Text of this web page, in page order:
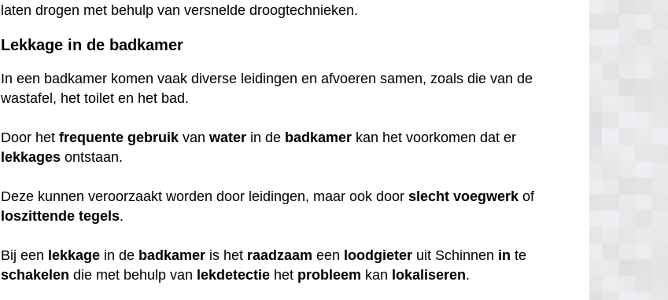
laten drogen met behulp van versnelde droogtechnieken.
Lekkage in de badkamer
In een badkamer komen vaak diverse leidingen en afvoeren samen, zoals die van de
wastafel, het toilet en het bad.
Door hetfrequente gebruik vanwater in de badkamer kan het voorkomen dat er
lekkages ontstaan.
Deze kunnen veroorzaakt worden door leidingen, maar ook doorslecht voegwerk of
loszittende tegels.
Bij een lekkage in de badkamer is het raadzaam een loodgieter uit Schinnen in te
schakelen die met behulp van lekdetectie het probleem kan lokaliseren.